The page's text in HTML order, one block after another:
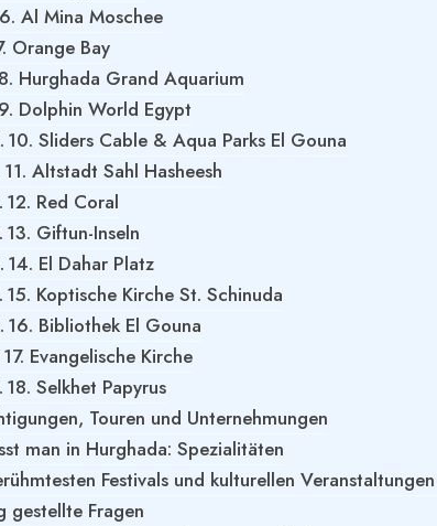
6. Al Mina Moschee
Orange Bay
8. Hurghada Grand Aquarium
9. Dolphin World Egypt
10. Sliders Cable & Aqua Parks El Gouna
11. Altstadt Sahl Hasheesh
12. Red Coral
13. Giftun-Inseln
14. El Dahar Platz
15. Koptische Kirche St. Schinuda
16. Bibliothek El Gouna
17. Evangelische Kirche
18. Selkhet Papyrus
Touren und Unternehmungen
man in Hurghada: Spezialitäten
Festivals und kulturellen
gestellte Fragen